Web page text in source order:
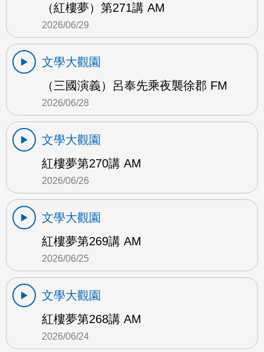
（紅樓夢）第271講 AM
2026/06/29
文學大觀園
（三國演義）呂奉先乘夜襲徐郡 FM
2026/06/28
文學大觀園
紅樓夢第270講 AM
2026/06/26
文學大觀園
紅樓夢第269講 AM
2026/06/25
文學大觀園
紅樓夢第268講 AM
2026/06/24